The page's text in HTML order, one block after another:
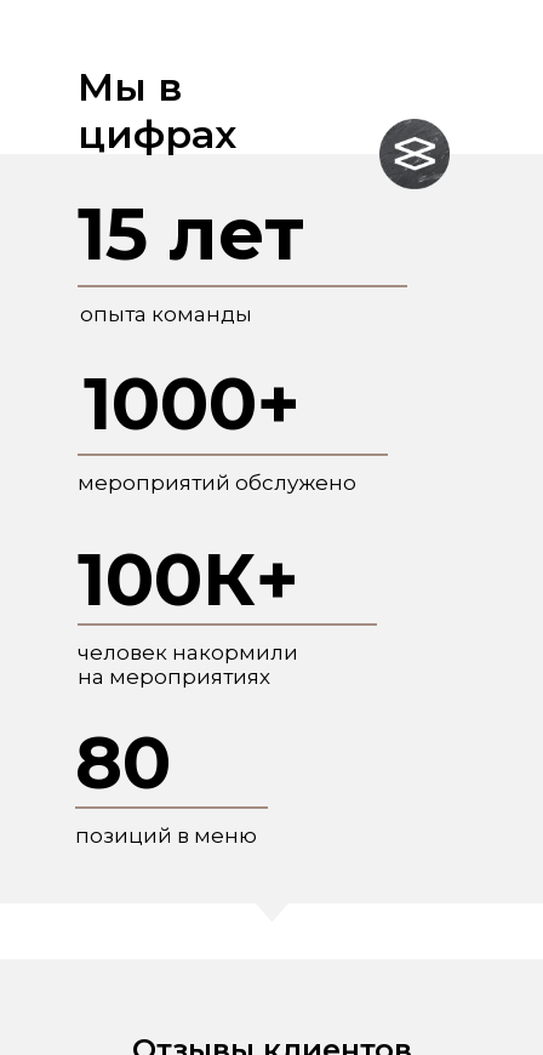
15 лет
1000+
100К+
80
опыта команды
мероприятий обслужено
человек накормили
на мероприятиях
позиций в меню
Мы в
цифрах